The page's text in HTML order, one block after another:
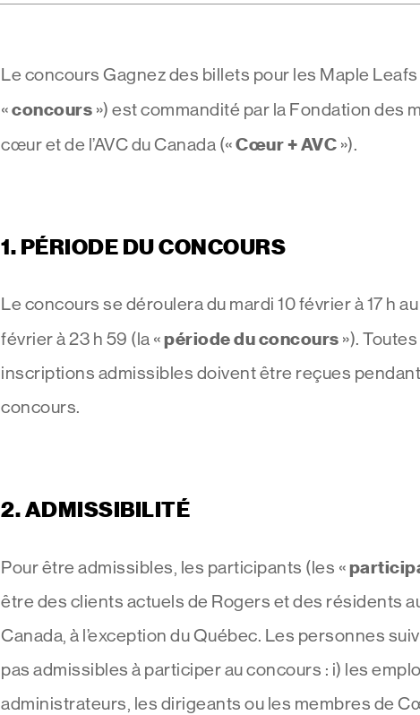
Le concours Gagnez des billets pour les Maple
«concours ») est commandité par la Fondation des
cœur et de l’AVC du Canada («Cœur + AVC »).
1. PÉRIODE DU CONCOURS
Le concours se déroulera du mardi 10 février à 17 h
février à 23 h 59 (la «période du concours »).
inscriptions admissibles doivent être reçues
concours.
2.ADMISSIBILITÉ
Pour être admissibles, les participants (les «
être des clients actuels de Rogers et des résidents
Canada, à l’exception du Québec. Les personnes
pas admissibles à participer au concours : i) les
administrateurs, les dirigeants ou les membres de